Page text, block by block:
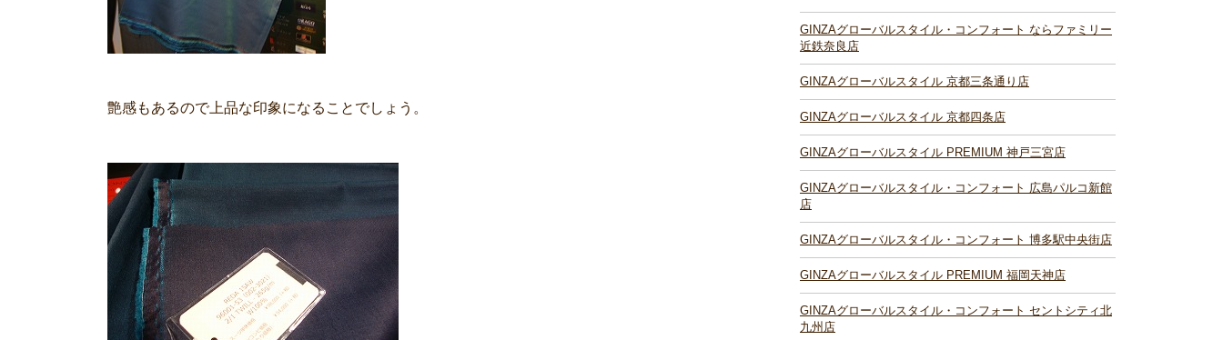
艶感もあるので上品な印象になることでしょう。
GINZAグローバルスタイル・コンフォート ならファミリー
近鉄奈良店
GINZAグローバルスタイル 京都三条通り店
GINZAグローバルスタイル 京都四条店
GINZAグローバルスタイル PREMIUM 神戸三宮店
GINZAグローバルスタイル・コンフォート 広島パルコ新館
店
GINZAグローバルスタイル・コンフォート 博多駅中央街店
GINZAグローバルスタイル PREMIUM 福岡天神店
GINZAグローバルスタイル・コンフォート セントシティ北
九州店